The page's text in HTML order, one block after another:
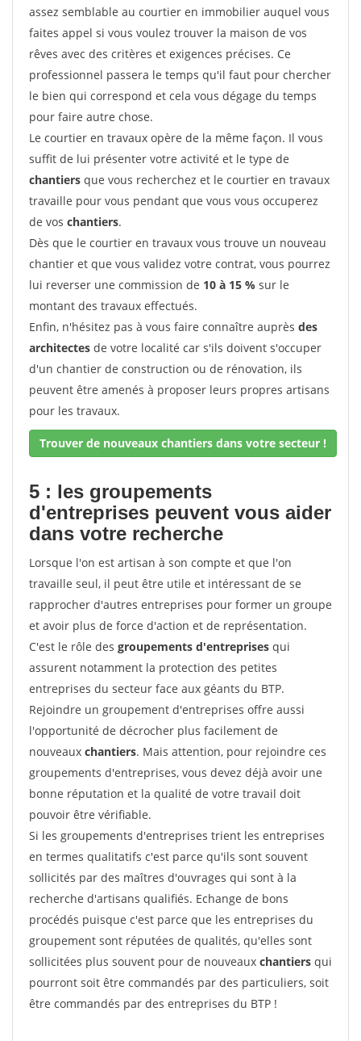
assez semblable au courtier en immobilier auquel vous
faites appel si vous voulez trouver la maison de vos
rêves avec des critères et exigences précises. Ce
professionnel passera le temps qu'il faut pour chercher
le bien qui correspond et cela vous dégage du temps
pour faire autre chose.
Le courtier en travaux opère de la même façon. Il vous
suffit de lui présenter votre activité et le type de
chantiers que vous recherchez et le courtier en travaux
travaille pour vous pendant que vous vous occuperez
de vos chantiers.
Dès que le courtier en travaux vous trouve un nouveau
chantier et que vous validez votre contrat, vous pourrez
lui reverser une commission de 10 à 15 % sur le
montant des travaux effectués.
Enfin, n'hésitez pas à vous faire connaître auprès des
architectes de votre localité car s'ils doivent s'occuper
d'un chantier de construction ou de rénovation, ils
peuvent être amenés à proposer leurs propres artisans
pour les travaux.
Trouver de nouveaux chantiers dans votre secteur !
5 : les groupements
d'entreprises peuvent vous aider
dans votre recherche
Lorsque l'on est artisan à son compte et que l'on
travaille seul, il peut être utile et intéressant de se
rapprocher d'autres entreprises pour former un groupe
et avoir plus de force d'action et de représentation.
C'est le rôle des groupements d'entreprises qui
assurent notamment la protection des petites
entreprises du secteur face aux géants du BTP.
Rejoindre un groupement d'entreprises offre aussi
l'opportunité de décrocher plus facilement de
nouveaux chantiers. Mais attention, pour rejoindre ces
groupements d'entreprises, vous devez déjà avoir une
bonne réputation et la qualité de votre travail doit
pouvoir être vérifiable.
Si les groupements d'entreprises trient les entreprises
en termes qualitatifs c'est parce qu'ils sont souvent
sollicités par des maîtres d'ouvrages qui sont à la
recherche d'artisans qualifiés. Echange de bons
procédés puisque c'est parce que les entreprises du
groupement sont réputées de qualités, qu'elles sont
sollicitées plus souvent pour de nouveaux chantiers qui
pourront soit être commandés par des particuliers, soit
être commandés par des entreprises du BTP !